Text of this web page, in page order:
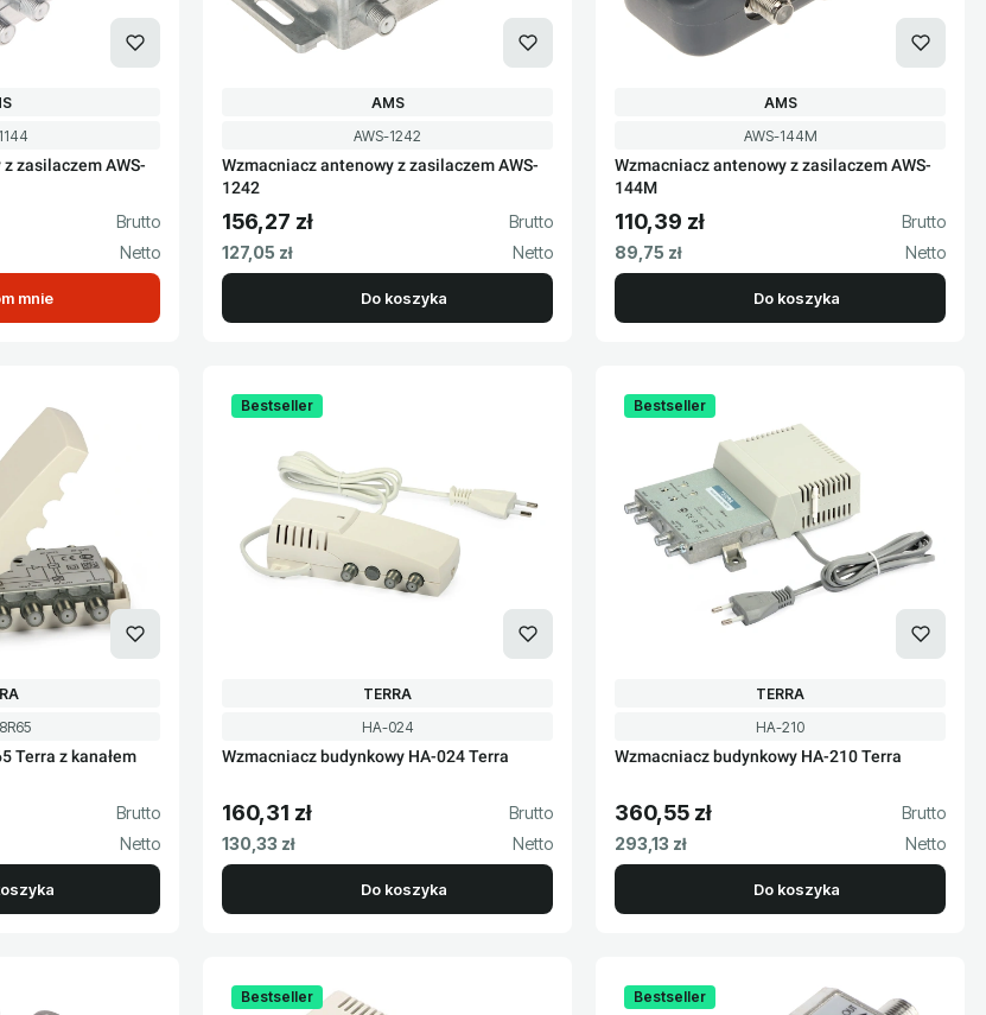
zasilaczem AWS-
mnie
Kod produktu
AWS-1242
Wzmacniacz antenowy z zasilaczem AWS-
1242
PRODUCENT
AMS
Cena brutto
156,27 zł
Cena netto
127,05 zł
Do koszyka
Kod produktu
AWS-144M
Wzmacniacz antenowy z zasilaczem AWS-
144M
PRODUCENT
AMS
Cena brutto
110,39 zł
Cena netto
89,75 zł
Do koszyka
Terra z kanałem
Bestseller
Kod produktu
HA-024
Wzmacniacz budynkowy HA-024 Terra
PRODUCENT
TERRA
Cena brutto
160,31 zł
Cena netto
130,33 zł
Do koszyka
Bestseller
Kod produktu
HA-210
Wzmacniacz budynkowy HA-210 Terra
PRODUCENT
TERRA
Cena brutto
360,55 zł
Cena netto
293,13 zł
Do koszyka
Bestseller Bestseller